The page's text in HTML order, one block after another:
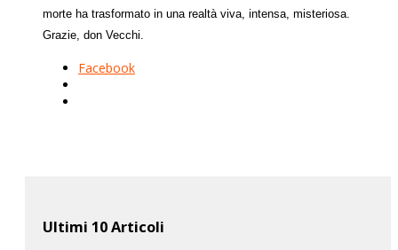
morte ha trasformato in una realtà viva, intensa, misteriosa.
Grazie, don Vecchi.
Facebook
Ultimi 10 Articoli